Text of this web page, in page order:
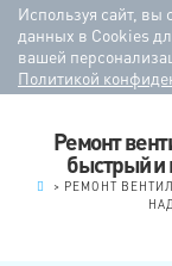
Используя сайт, вы
данных в Cookies
вашей
Политикой
Ремонт
быстрый и
> РЕМОНТ